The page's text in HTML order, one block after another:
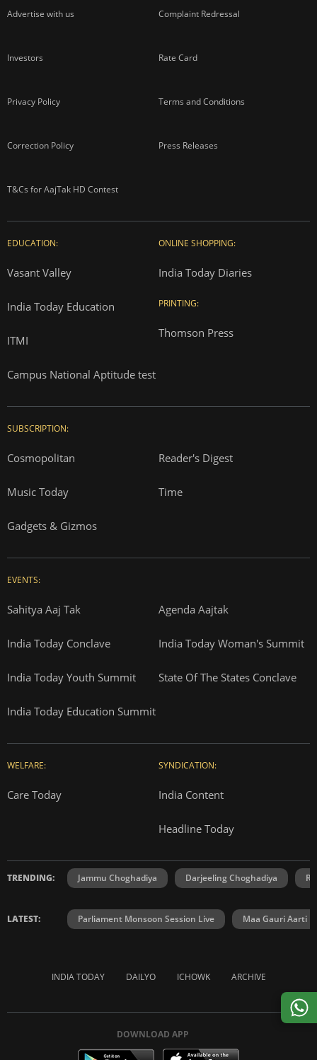
Advertise with us Complaint Redressal
Investors Rate Card
Privacy Policy Terms and Conditions
Correction Policy Press Releases
T&Cs for AajTak HD Contest
EDUCATION:
Vasant Valley
India Today Education
ITMI
Campus National Aptitude test
ONLINE SHOPPING:
India Today Diaries
PRINTING:
Thomson Press
SUBSCRIPTION:
Cosmopolitan Reader's Digest
Music Today Time
Gadgets & Gizmos
EVENTS:
Sahitya Aaj Tak Agenda Aajtak
India Today Conclave India Today Woman's Summit
India Today Youth Summit State Of The States Conclave
India Today Education Summit
WELFARE:
Care Today
SYNDICATION:
India Content
Headline Today
TRENDING: Jammu Choghadiya Darjeeling Choghadiya
LATEST: Parliament Monsoon Session Live Maa Gauri Aarti
INDIA TODAY DAILYO ICHOWK ARCHIVE
DOWNLOAD APP